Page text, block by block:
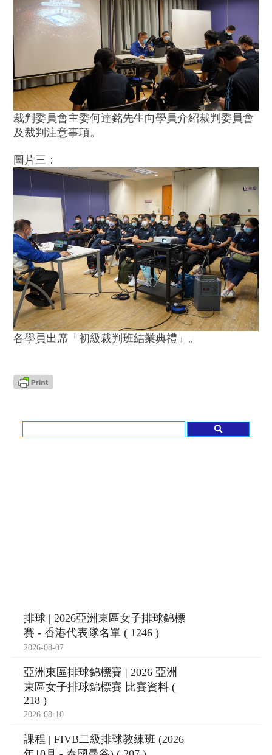
裁判委員會主委何達銘先生向學員介紹裁判委員會
及裁判注意事項。
圖片三：
各學員出席「初級裁判班結業典禮」。
排球 | 2026亞洲東區女子排球錦標
賽 - 香港代表隊名單 ( 1246 )
2026-08-07
亞洲東區排球錦標賽 | 2026 亞洲
東區女子排球錦標賽 比賽資料 (
218 )
2026-08-10
課程 | FIVB二級排球教練班 (2026